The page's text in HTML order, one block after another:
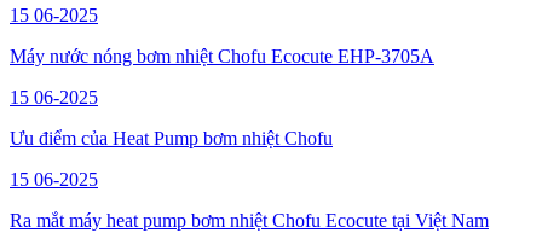
15 06-2025
Máy nước nóng bơm nhiệt Chofu Ecocute EHP-3705A
15 06-2025
Ưu điểm của Heat Pump bơm nhiệt Chofu
15 06-2025
Ra mắt máy heat pump bơm nhiệt Chofu Ecocute tại Việt Nam